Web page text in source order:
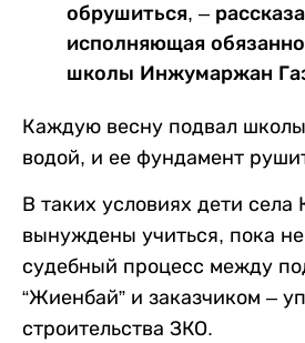
обрушиться, –
исполняющая
школы Инжумаржан
Каждую весну подвал
водой, и ее фундамент
В таких условиях дети села
вынуждены учиться, пока
судебный процесс между
“Жиенбай” и заказчиком –
строительства ЗКО.